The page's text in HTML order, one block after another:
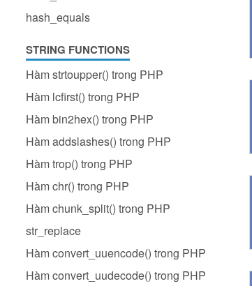
hash_equals
STRING FUNCTIONS
Hàm strtoupper() trong PHP
Hàm lcfirst() trong PHP
Hàm bin2hex() trong PHP
Hàm addslashes() trong PHP
Hàm trop() trong PHP
Hàm chr() trong PHP
Hàm chunk_split() trong PHP
str_replace
Hàm convert_uuencode() trong PHP
Hàm convert_uudecode() trong PHP